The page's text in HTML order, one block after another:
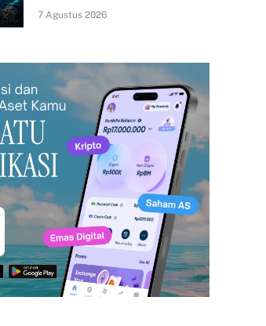
7 Agustus 2026